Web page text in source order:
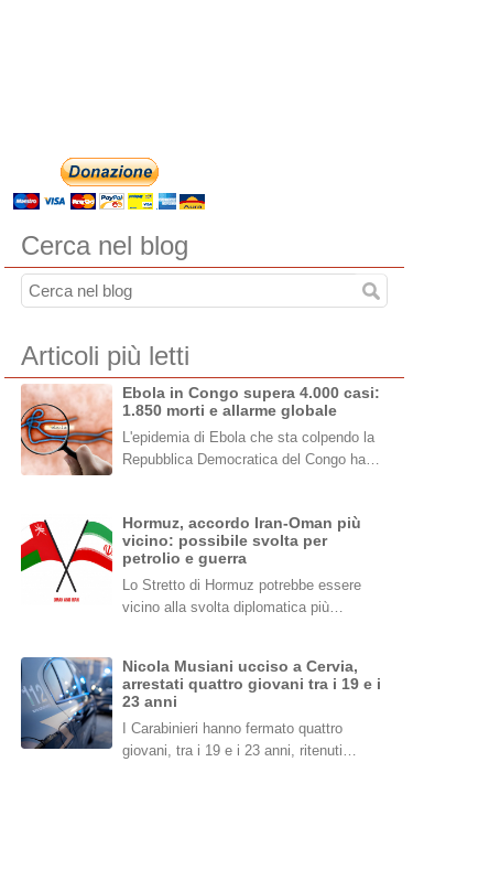
Cerca nel blog
Articoli più letti
Ebola in Congo supera 4.000 casi:
1.850 morti e allarme globale
L'epidemia di Ebola che sta colpendo la
Repubblica Democratica del Congo ha…
Hormuz, accordo Iran-Oman più
vicino: possibile svolta per
petrolio e guerra
Lo Stretto di Hormuz potrebbe essere
vicino alla svolta diplomatica più…
Nicola Musiani ucciso a Cervia,
arrestati quattro giovani tra i 19 e i
23 anni
I Carabinieri hanno fermato quattro
giovani, tra i 19 e i 23 anni, ritenuti…